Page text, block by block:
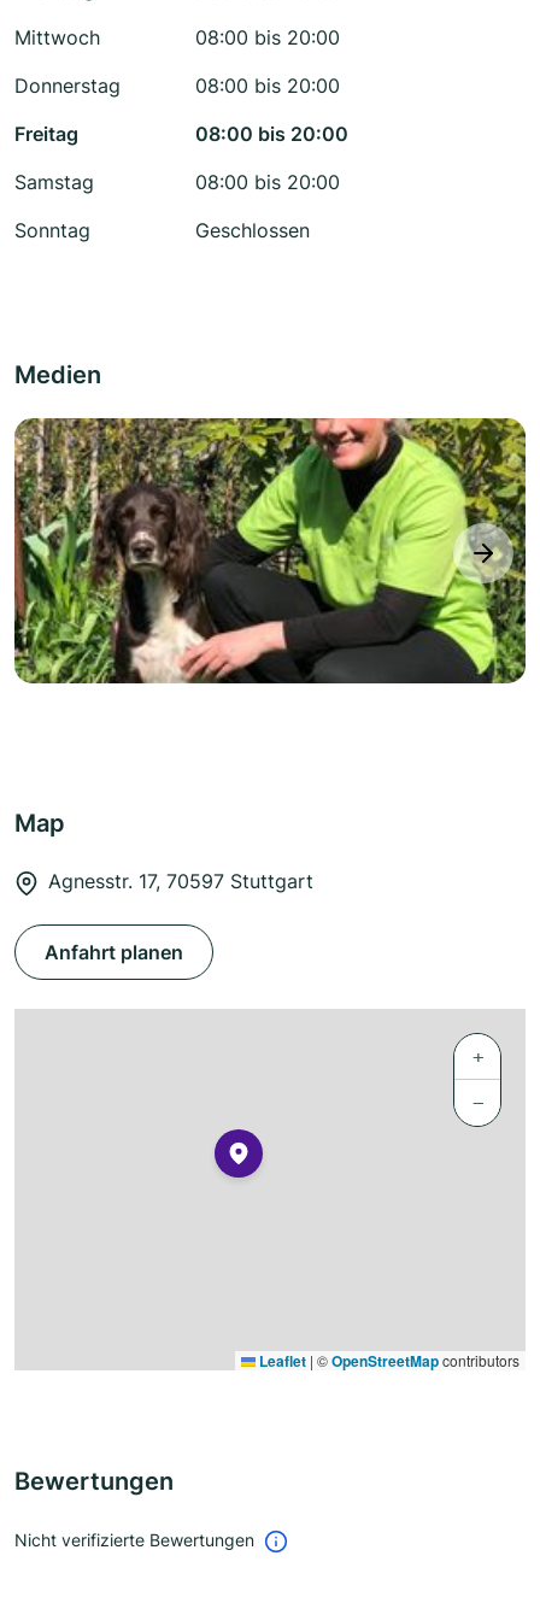
Mittwoch
08:00 bis 20:00
Donnerstag
08:00 bis 20:00
Freitag
08:00 bis 20:00
Samstag
08:00 bis 20:00
Sonntag
Geschlossen
Medien
next
Map
Agnesstr. 17, 70597 Stuttgart
Anfahrt planen
+
−
Leaflet | ©OpenStreetMapcontributors
Bewertungen
Nicht verifizierte Bewertungen